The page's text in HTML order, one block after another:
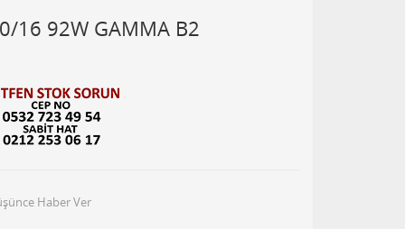
16 92W GAMMA B2
Haber Ver